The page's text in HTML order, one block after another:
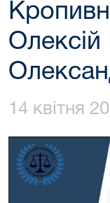
Олексій
14 квітня